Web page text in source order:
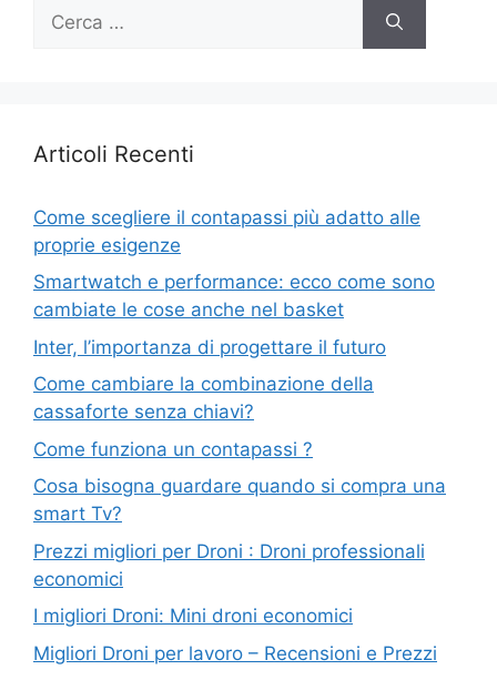
per:
Articoli Recenti
Come scegliere il contapassi più adatto alle
proprie esigenze
Smartwatch e performance: ecco come sono
cambiate le cose anche nel basket
Inter, l’importanza di progettare il futuro
Come cambiare la combinazione della
cassaforte senza chiavi?
Come funziona un contapassi ?
Cosa bisogna guardare quando si compra una
smart Tv?
Prezzi migliori per Droni : Droni professionali
economici
I migliori Droni: Mini droni economici
Migliori Droni per lavoro – Recensioni e Prezzi